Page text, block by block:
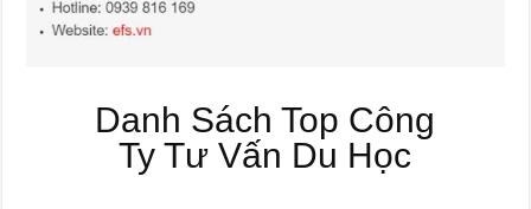
Danh Sách Top Công
Ty Tư Vấn Du Học